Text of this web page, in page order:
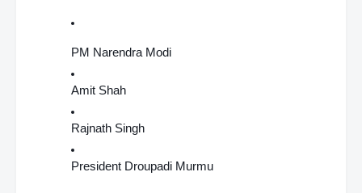
PM Narendra Modi
Amit Shah
Rajnath Singh
President Droupadi Murmu